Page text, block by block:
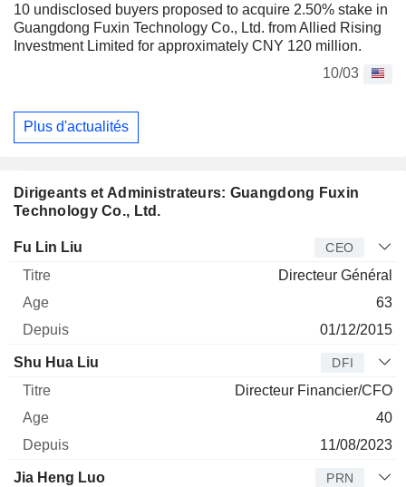
10 undisclosed buyers proposed to acquire 2.50% stake in
Guangdong Fuxin Technology Co., Ltd. from Allied Rising
Investment Limited for approximately CNY 120 million.
10/03
Plus d'actualités
Dirigeants et Administrateurs: Guangdong Fuxin
Technology Co., Ltd.
Dirigeant Titre
Fu Lin Liu CEO
Directeur Général
63
01/12/2015
Shu Hua Liu DFI
Directeur Financier/CFO
40
11/08/2023
Jia Heng Luo PRN